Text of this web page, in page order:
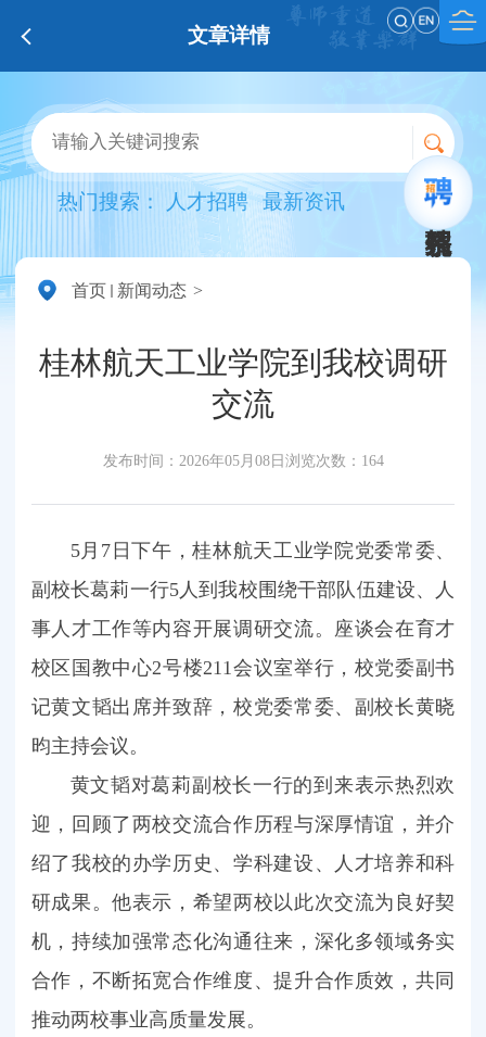
文章详情
热门搜索： 人才招聘 最新资讯
首页 新闻动态
桂林航天工业学院到我校调研
交流
发布时间：2026年05月08日浏览次数： 164
5月7日下午，桂林航天工业学院党委常委、
副校长葛莉一行5人到我校围绕干部队伍建设、人
事人才工作等内容开展调研交流。座谈会在育才
校区国教中心2号楼211会议室举行，校党委副书
记黄文韬出席并致辞，校党委常委、副校长黄晓
昀主持会议。
黄文韬对葛莉副校长一行的到来表示热烈欢
迎，回顾了两校交流合作历程与深厚情谊，并介
绍了我校的办学历史、学科建设、人才培养和科
研成果。他表示，希望两校以此次交流为良好契
机，持续加强常态化沟通往来，深化多领域务实
合作，不断拓宽合作维度、提升合作质效，共同
推动两校事业高质量发展。